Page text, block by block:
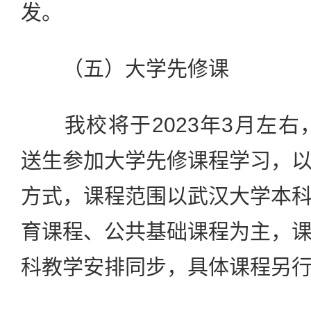
发。
（五）大学先修课
我校将于2023年3月左右
送生参加大学先修课程学习，
方式，课程范围以武汉大学本
育课程、公共基础课程为主，
科教学安排同步，具体课程另